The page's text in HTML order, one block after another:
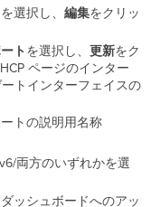
選択し、 編集をクリッ
ト を選択し、 更新をク
ページのインター
トインターフェイスの
トの説明用名称
両方のいずれかを選
ッシュボードへのアッ